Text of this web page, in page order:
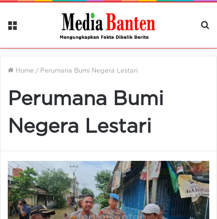
Menu
Home / Perumana Bumi Negera Lestari
Perumana Bumi
Negera Lestari